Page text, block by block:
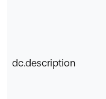
dc.description